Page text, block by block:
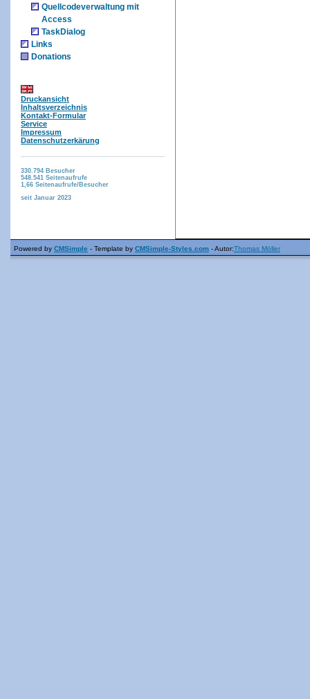
Quellcodeverwaltung mit
Access
TaskDialog
Links
Donations
Druckansicht
Inhaltsverzeichnis
Kontakt-Formular
Service
Impressum
Datenschutzerkärung
330.794 Besucher
548.541 Seitenaufrufe
1,66 Seitenaufrufe/Besucher
seit Januar 2023
Powered by CMSimple - Template by CMSimple-Styles.com - Autor:Thomas Möller